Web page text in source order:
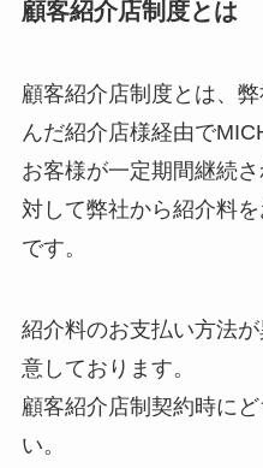
顧客紹介店制度とは
顧客紹介店制度とは、
んだ紹介店様経由で
お客様が一定期間継続
対して弊社から紹介料
です。
紹介料のお支払い方法
意しております。
顧客紹介店制契約時に
い。